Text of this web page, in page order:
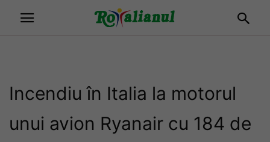
Incendiu în Italia la motorul
unui avion Ryanair cu 184 de